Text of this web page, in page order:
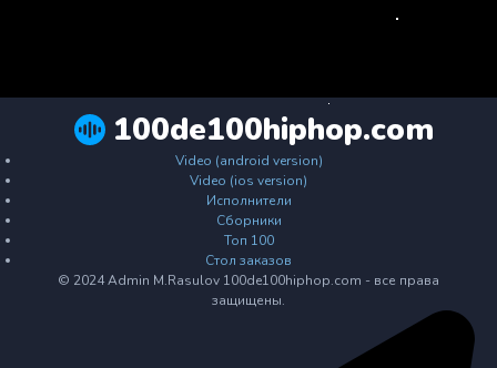
100de100hiphop.com
Video (android version)
Video (ios version)
Исполнители
Сборники
Топ 100
Стол заказов
© 2024 Admin M.Rasulov 100de100hiphop.com - все права
защищены.